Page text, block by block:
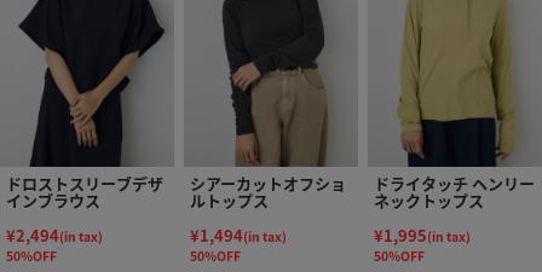
ドロストスリーブデザ
インブラウス
¥2,494(in tax)
50%OFF
シアーカットオフショ
ルトップス
¥1,494(in tax)
50%OFF
ドライタッチ ヘンリー
ネックトップス
¥1,995(in tax)
50%OFF